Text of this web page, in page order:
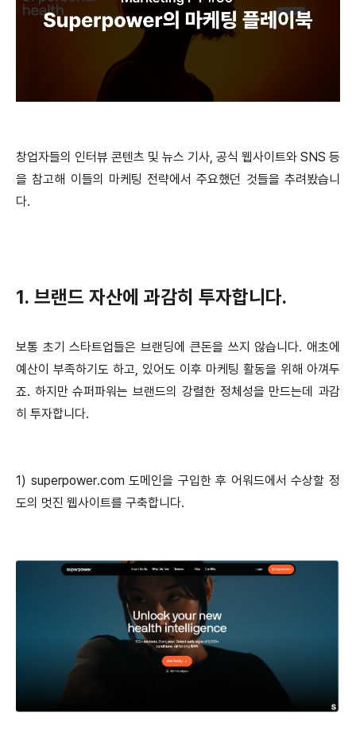
창업자들의 인터뷰 콘텐츠 및 뉴스 기사, 공식 웹사이트와 SNS 등
을 참고해 이들의 마케팅 전략에서 주요했던 것들을 추려봤습니
다.
1. 브랜드 자산에 과감히 투자합니다.
보통 초기 스타트업들은 브랜딩에 큰돈을 쓰지 않습니다. 애초에
예산이 부족하기도 하고, 있어도 이후 마케팅 활동을 위해 아껴두
죠. 하지만 슈퍼파워는 브랜드의 강렬한 정체성을 만드는데 과감
히 투자합니다.
1) superpower.com 도메인을 구입한 후 어워드에서 수상할 정
도의 멋진 웹사이트를 구축합니다.